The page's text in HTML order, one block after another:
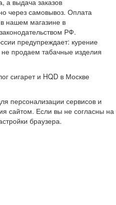
через самовывоз. Оплата
нашем магазине в
РФ.
предупреждает: курение
продаем табачные изделия
сигарет и HQD в Москве
персонализации сервисов и
сайтом. Если вы не согласны на
браузера.